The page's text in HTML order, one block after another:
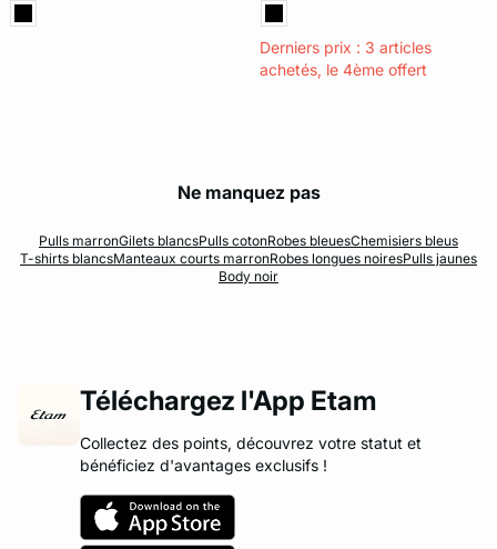
Derniers prix : 3 articles
achetés, le 4ème offert
Ne manquez pas
Pulls marronGilets blancsPulls cotonRobes bleuesChemisiers bleus
T-shirts blancsManteaux courts marronRobes longues noiresPulls jaunes
Body noir
Téléchargez l'App Etam
Collectez des points, découvrez votre statut et
bénéficiez d'avantages exclusifs !